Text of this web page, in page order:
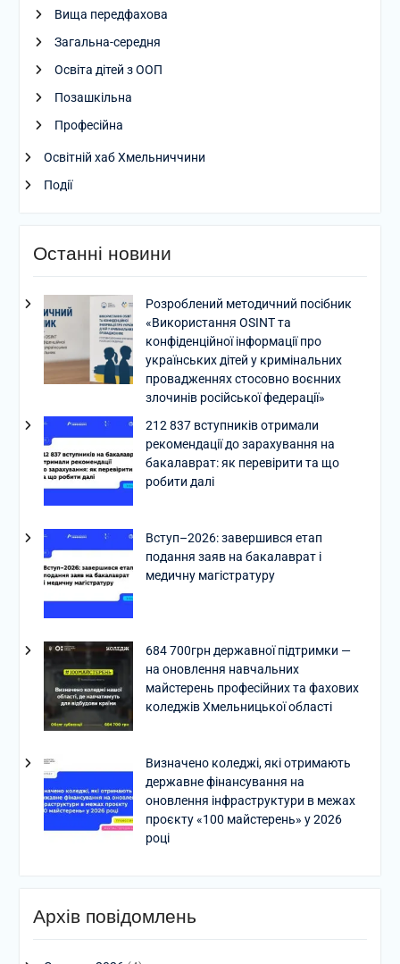
Вища передфахова
Загальна-середня
Освіта дітей з ООП
Позашкільна
Професійна
Освітній хаб Хмельниччини
Події
Останні новини
Розроблений методичний посібник
«Використання OSINT та
конфіденційної інформації про
українських дітей у кримінальних
провадженнях стосовно воєнних
злочинів російської федерації»
212 837 вступників отримали
рекомендації до зарахування на
бакалаврат: як перевірити та що
робити далі
Вступ–2026: завершився етап
подання заяв на бакалаврат і
медичну магістратуру
684 700грн державної підтримки —
на оновлення навчальних
майстерень професійних та фахових
коледжів Хмельницької області
Визначено коледжі, які отримають
державне фінансування на
оновлення інфраструктури в межах
проєкту «100 майстерень» у 2026
році
Архів повідомлень